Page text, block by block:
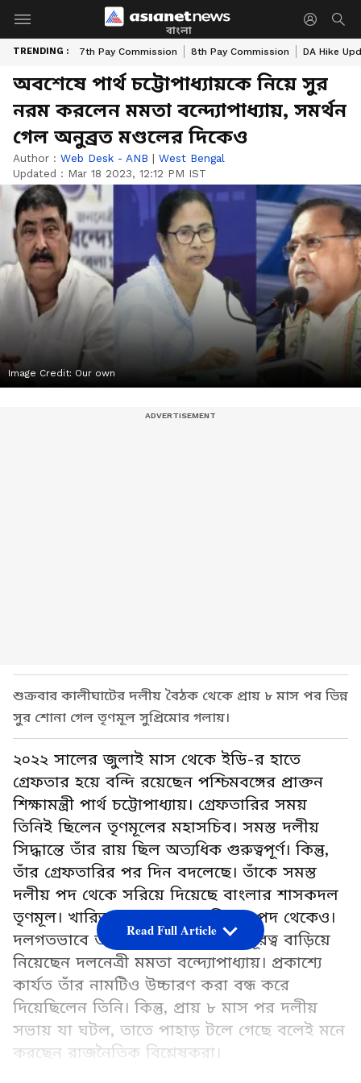
বাংলা
TRENDING : 7th Pay Commission 8th Pay Commission DA Hike
অবশেষে পার্থ চট্টোপাধ্যায়কে নিয়ে সুর
নরম করলেন মমতা বন্দ্যোপাধ্যায়, সমর্থন
গেল অনুব্রত মণ্ডলের দিকেও
Author : Web Desk - ANB | West Bengal
Updated : Mar 18 2023, 12:12 PM IST
Image Credit: Our own
শুক্রবার কালীঘাটের দলীয় বৈঠক থেকে প্রায় ৮ মাস পর ভিন্ন
সুর শোনা গেল তৃণমূল সুপ্রিমোর গলায়।
২০২২ সালের জুলাই মাস থেকে ইডি-র হাতে
গ্রেফতার হয়ে বন্দি রয়েছেন পশ্চিমবঙ্গের প্রাক্তন
শিক্ষামন্ত্রী পার্থ চট্টোপাধ্যায়। গ্রেফতারির সময়
তিনিই ছিলেন তৃণমূলের মহাসচিব। সমস্ত দলীয়
সিদ্ধান্তে তাঁর রায় ছিল অত্যধিক গুরুত্বপূর্ণ। কিন্তু,
তাঁর গ্রেফতারির পর দিন বদলেছে। তাঁকে সমস্ত
দলীয় পদ থেকে সরিয়ে দিয়েছে বাংলার শাসকদল
তৃণমূল। খারিজ করা হয়েছে মন্ত্রিত্বের পদ থেকেও।
দলগতভাবে তাঁর কাছ থেকে বিশাল দূরত্ব বাড়িয়ে
নিয়েছেন দলনেত্রী মমতা বন্দ্যোপাধ্যায়। প্রকাশ্যে
কার্যত তাঁর নামটিও উচ্চারণ করা বন্ধ করে
দিয়েছিলেন তিনি। কিন্তু, প্রায় ৮ মাস পর দলীয়
সভায় যা ঘটল, তাতে পাহাড় টলে গেছে বলেই মনে
করছেন রাজনৈতিক বিশ্লেষকরা।
Read Full Article